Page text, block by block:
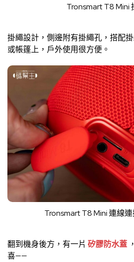
Tronsmart T8 Mini
掛繩設計，側邊附有掛繩孔，搭配
或帳篷上，戶外使用很方便。
Tronsmart T8 Mini 連線
翻到機身後方，有一片 矽膠防水蓋
喜——